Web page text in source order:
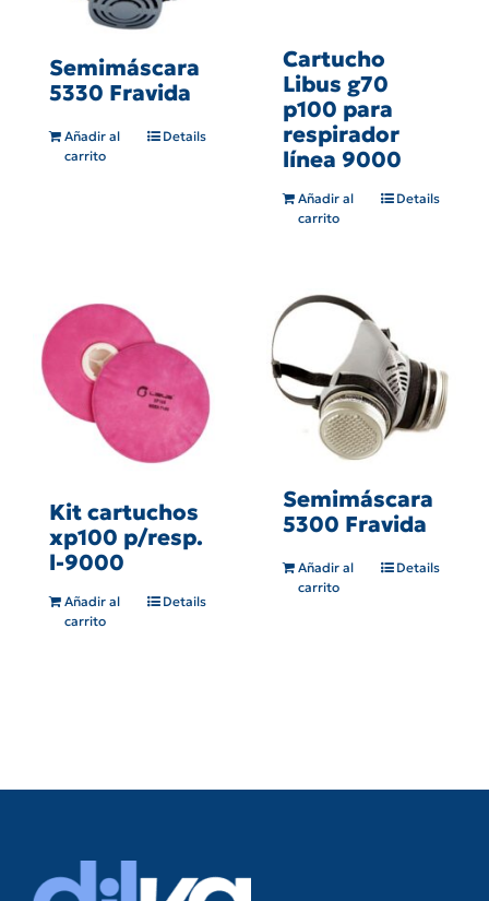
Semimáscara
5330 Fravida
Añadir al
carrito
Details
Cartucho
Libus g70
p100 para
respirador
línea 9000
Añadir al
carrito
Details
Kit cartuchos
xp100 p/resp.
l-9000
Añadir al
carrito
Details
Semimáscara
5300 Fravida
Añadir al
carrito
Details